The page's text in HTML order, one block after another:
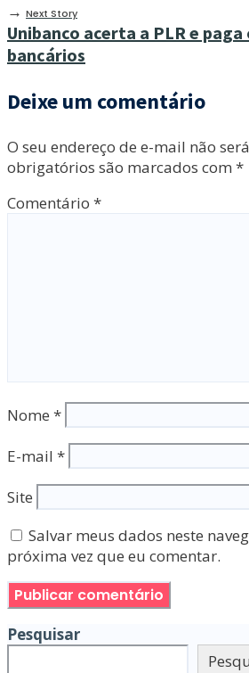
→ Next Story
Unibanco acerta a PLR e paga
bancários
Deixe um comentário
O seu endereço de e-mail não
obrigatórios são marcados com *
Comentário *
Nome *
E-mail *
Site
Salvar meus dados neste
próxima vez que eu comentar.
Pesquisar